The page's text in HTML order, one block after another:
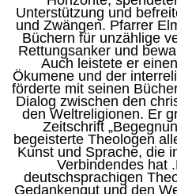
Unterstützung und
und Zwängen. Pfarrer
Büchern für unzählige
Rettungsanker und
Auch leistete er
Ökumene und der
förderte mit seinen
Dialog zwischen den
den Weltreligionen. Er
Zeitschrift
begeisterte Theologen
Kunst und Sprache, die
Verbindendes hat
deutschsprachigen
Gedankengut und den